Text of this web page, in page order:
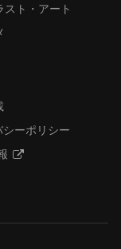
スト・アート
シーポリシー